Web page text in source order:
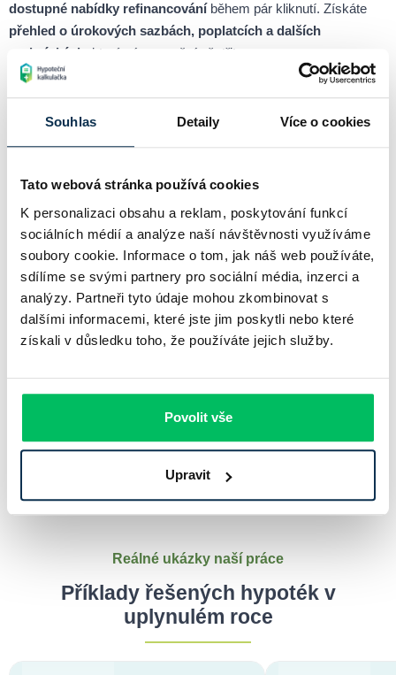
Souhlas Detaily Více o cookies
Tato webová stránka používá cookies
K personalizaci obsahu a reklam, poskytování funkcí
sociálních médií a analýze naší návštěvnosti využíváme
soubory cookie. Informace o tom, jak náš web používáte,
sdílíme se svými partnery pro sociální média, inzerci a
analýzy. Partneři tyto údaje mohou zkombinovat s
dalšími informacemi, které jste jim poskytli nebo které
získali v důsledku toho, že používáte jejich služby.
Povolit vše
Upravit
dostupné nabídky refinancováníběhem pár kliknutí. Získáte
přehled o úrokových sazbách, poplatcích a dalších
podmínkách
, které vám umožní ušetřit.
Refinancování dostupné nejen
ve Zlíně, ale po celé ČR
Neomezujte se pouze na nabídky ve Zlíně –naše služba vám
umožní porovnat refinancování hypoték po celé České
republice. Prozkoumejte možnosti například v Olomouci,
Ostravě,Středočeskémnebo Severomoravském kraji, a zajistěte
si nejvýhodnější financování.
Máte specifický požadavek?
Naši hypoteční specialisté vždy dokáží najít
vhodné řešení šité na míru přímo vám.
Kontaktovat poradce
Reálné ukázky naší práce
Příklady řešených hypoték v
uplynulém roce